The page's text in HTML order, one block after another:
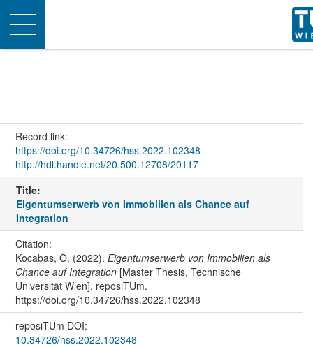
Toggle
navigation
Record link:
https://doi.org/10.34726/hss.2022.102348
http://hdl.handle.net/20.500.12708/20117
Title:
Eigentumserwerb von Immobilien als Chance auf
Integration
Citation:
Kocabas, Ö. (2022). Eigentumserwerb von Immobilien als
Chance auf Integration[Master Thesis, Technische
Universität Wien]. reposiTUm.
https://doi.org/10.34726/hss.2022.102348
reposiTUm DOI:
10.34726/hss.2022.102348